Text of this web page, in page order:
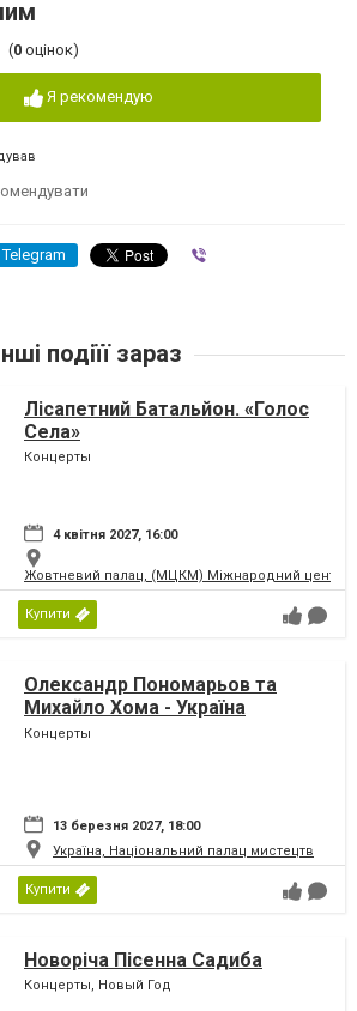
(0 оцінок)
Я рекомендую
Telegram
подіїї зараз
Лісапетний Батальйон. «Голос
Села»
Концерты
4 квітня 2027, 16:00
Жовтневий палац, (МЦКМ) Міжнародний центр
Купити
Олександр Пономарьов та
Михайло Хома - Україна
Переможе!
Концерты
13 березня 2027, 18:00
Україна, Національний палац мистецтв
Купити
Новоріча Пісенна Садиба
Концерты, Новый Год